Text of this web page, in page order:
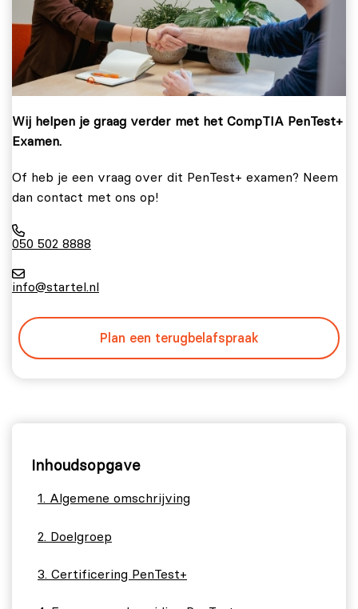
Wij helpen je graag verder met het CompTIA PenTest+
Examen.
Of heb je een vraag over dit PenTest+ examen? Neem
dan contact met ons op!
050 502 8888
info@startel.nl
Plan een terugbelafspraak
Inhoudsopgave
Algemene omschrijving
Doelgroep
Certificering PenTest+